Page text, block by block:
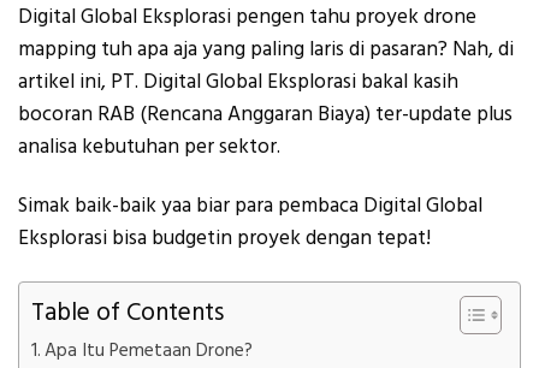
Digital Global Eksplorasi pengen tahu proyek drone
mapping tuh apa aja yang paling laris di pasaran? Nah, di
artikel ini, PT. Digital Global Eksplorasi bakal kasih
bocoran RAB (Rencana Anggaran Biaya) ter-update plus
analisa kebutuhan per sektor.
Simak baik-baik yaa biar para pembaca Digital Global
Eksplorasi bisa budgetin proyek dengan tepat!
Table of Contents
Apa Itu Pemetaan Drone?